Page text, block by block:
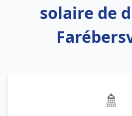
solaire de
🚿